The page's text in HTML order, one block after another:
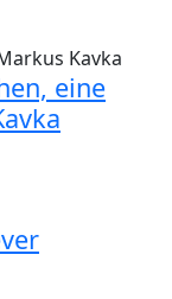
eine